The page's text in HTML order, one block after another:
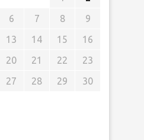
6 7 8
9
13 14 15
16
20 21 22
23
27 28 29
30